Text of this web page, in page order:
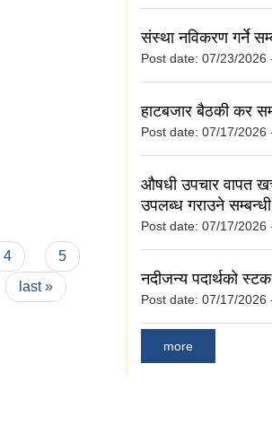
4
5
last »
संस्था नविकरण गर्ने
Post date: 07/23/2026
हाटबजार बैठकी कर
Post date: 07/17/2026
औषधी उपचार वापत
उपलब्ध गराउने
Post date: 07/17/2026
नदीजन्य पदार्थको स्टक
Post date: 07/17/2026
more